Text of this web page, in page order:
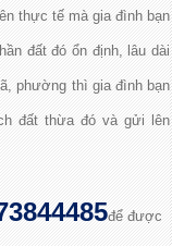
thực tế mà gia đình bạn
đất đó ổn định, lâu dài
phường thì gia đình bạn
đất thừa đó và gửi lên
để được